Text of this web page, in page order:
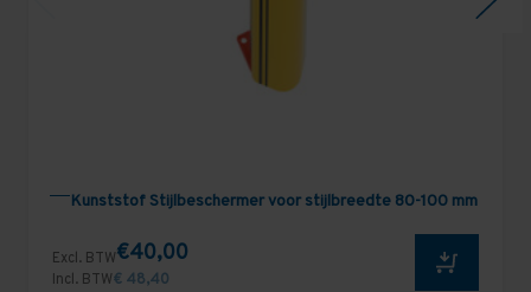
Kunststof Stijlbeschermer voor stijlbreedte 80-100 mm
Excl. BTW€40,00
Incl. BTW€ 48,40